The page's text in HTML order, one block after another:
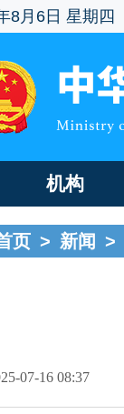
8月6日 星期四
机构
页 > 新闻 >
07-16 08:37